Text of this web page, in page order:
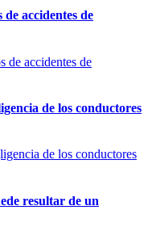
de accidentes de
de los conductores
resultar de un